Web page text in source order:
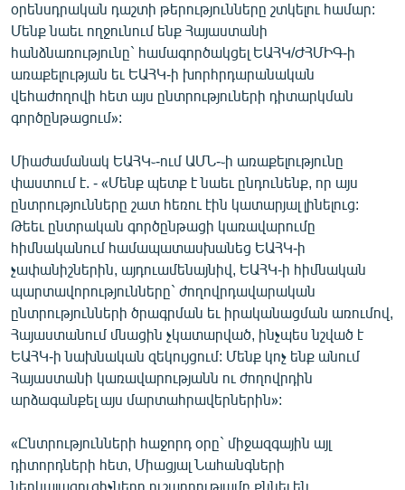
օրենսդրական դաշտի թերությունները շտկելու համար:
Մենք նաեւ ողջունում ենք Հայաստանի
հանձնառությունը` համագործակցել ԵԱՀԿ/ԺՀՄԻԳ-ի
առաքելության եւ ԵԱՀԿ-ի խորհրդարանական
վեհաժողովի հետ այս ընտրություների դիտարկման
գործընթացում»:
Միաժամանակ ԵԱՀԿ֊-ում ԱՄՆ-֊ի առաքելությունը
փաստում է. - «Մենք պետք է նաեւ ընդունենք, որ այս
ընտրությունները շատ հեռու էին կատարյալ լինելուց:
Թեեւ ընտրական գործընթացի կառավարումը
հիմնականում համապատասխանեց ԵԱՀԿ-ի
չափանիշներին, այդուամենայնիվ, ԵԱՀԿ-ի հիմնական
պարտավորությունները` ժողովրդավարական
ընտրությունների ծրագրման եւ իրականացման առումով,
Հայաստանում մնացին չկատարված, ինչպես նշված է
ԵԱՀԿ-ի նախնական զեկույցում: Մենք կոչ ենք անում
Հայաստանի կառավարությանն ու ժողովրդին
արձագանքել այս մարտահրավերներին»:
«Ընտրությունների հաջորդ օրը` միջազգային այլ
դիտորդների հետ, Միացյալ Նահանգների
ներկայացուցիչները ուշադրությամբ քննել են